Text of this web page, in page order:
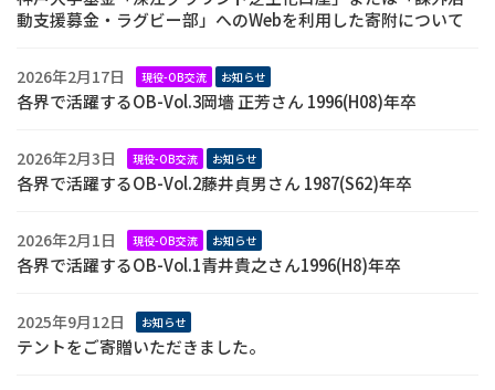
動支援募金・ラグビー部」へのWebを利用した寄附について
2026年2月17日 現役-OB交流 お知らせ
各界で活躍するOB-Vol.3岡墻 正芳さん 1996(H08)年卒
2026年2月3日 現役-OB交流 お知らせ
各界で活躍するOB-Vol.2藤井貞男さん 1987(S62)年卒
2026年2月1日 現役-OB交流 お知らせ
各界で活躍するOB-Vol.1青井貴之さん1996(H8)年卒
2025年9月12日 お知らせ
テントをご寄贈いただきました。